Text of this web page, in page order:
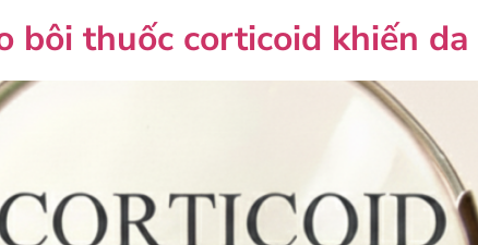
bôi thuốc corticoid khiến